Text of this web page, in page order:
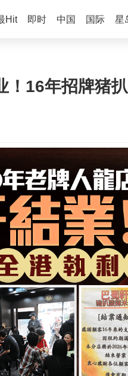
Hit 即时 中国 国际 星
！16年招牌猪